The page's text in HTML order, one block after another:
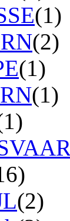
(1)
(2)
(1)
(1)
(2)